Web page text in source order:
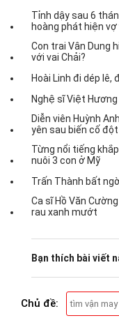
Tỉnh dậy sau 6
hoàng phát hiện
Con trai Vân Dung
với vai Chải?
Hoài Linh đi dép lê,
Nghệ sĩ Việt
Diễn viên Huỳnh
yên sau biến cố
Từng nổi tiếng
nuôi 3 con ở Mỹ
Trấn Thành bất
Ca sĩ Hồ Văn
rau xanh mướt
Bạn thích bài viết
Chủ đề: tìm vận may